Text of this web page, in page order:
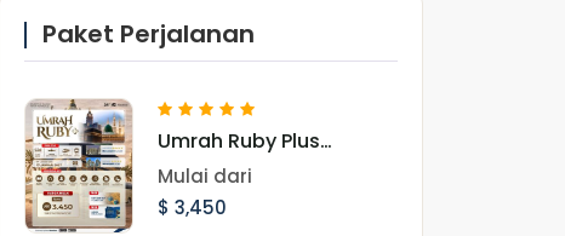
Paket Perjalanan
Umrah Ruby Plus
Garuda Landing
Madinah 17 Januari
2027
Mulai dari
$ 3,450